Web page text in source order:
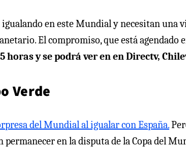
en este Mundial y necesitan una
El compromiso, que está agendado
horas y se podrá ver en en Directv,
Verde
del Mundial al igualar con España.
en la disputa de la Copa del